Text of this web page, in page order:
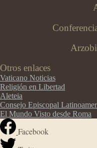
Otros enlaces
Vaticano Noticias
Religión en Libertad
Aleteia
Consejo Episcopal
El Mundo Visto desde Roma
Facebook